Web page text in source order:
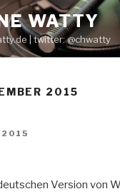
WATTY
| twitter: @chwatty
2015
2015
Version von